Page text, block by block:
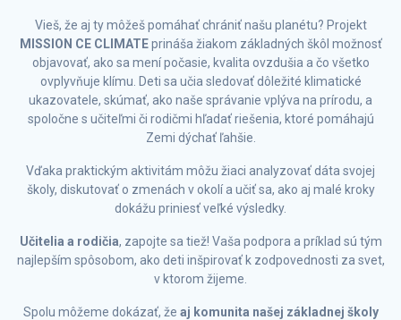
Vieš, že aj ty môžeš pomáhať chrániť našu planétu? Projekt
MISSION CE CLIMATEprináša žiakom základných škôl možnosť
objavovať, ako sa mení počasie, kvalita ovzdušia a čo všetko
ovplyvňuje klímu. Deti sa učia sledovať dôležité klimatické
ukazovatele, skúmať, ako naše správanie vplýva na prírodu, a
spoločne s učiteľmi či rodičmi hľadať riešenia, ktoré pomáhajú
Zemi dýchať ľahšie.
Vďaka praktickým aktivitám môžu žiaci analyzovať dáta svojej
školy, diskutovať o zmenách v okolí a učiť sa, ako aj malé kroky
dokážu priniesť veľké výsledky.
Učitelia a rodičia, zapojte sa tiež! Vaša podpora a príklad sú tým
najlepším spôsobom, ako deti inšpirovať k zodpovednosti za svet,
v ktorom žijeme.
Spolu môžeme dokázať, že aj komunita našej základnej školy